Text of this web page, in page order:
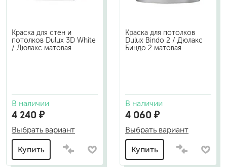
Краска для стен и
потолков Dulux 3D White
/ Дюлакс матовая
В наличии
4 240 ₽
Выбрать вариант
Купить
Краска для потолков
Dulux Bindo 2 / Дюлакс
Биндо 2 матовая
В наличии
4 060 ₽
Выбрать вариант
Купить